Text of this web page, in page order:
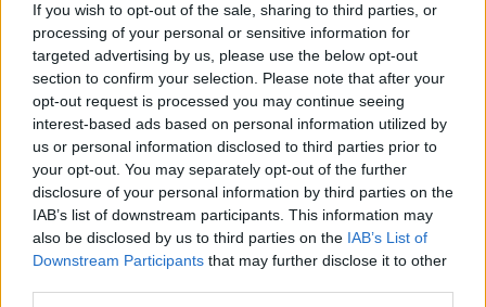
If you wish to opt-out of the sale, sharing to third parties, or
processing of your personal or sensitive information for
targeted advertising by us, please use the below opt-out
section to confirm your selection. Please note that after your
opt-out request is processed you may continue seeing
interest-based ads based on personal information utilized by
us or personal information disclosed to third parties prior to
your opt-out. You may separately opt-out of the further
disclosure of your personal information by third parties on the
IAB’s list of downstream participants. This information may
also be disclosed by us to third parties on the IAB’s List of
Downstream Participants that may further disclose it to other
calcio di oggi è così e dobbiamo affrontare gara dopo gara
senza pensare alla stanchezza. Di sicuro domani sarà dura”.
Queste le parole dell’allenatore della Roma, Josè Mourinho, alla
vigilia dell’esordio in campionato, all’Olimpico, contro la
Fiorentina. L’allenatore portoghese, in conferenza stampa, ha
messo in guardia i suoi: “La Fiorentina ha scelto bene, prima
Gattuso e poi Italiano. Abbiamo analizzato sia le partite del
precampionato dei viola, sia le partite dello Spezia della scorsa
stagione. Sarà una gara difficile. Le nostre squadre giocano
abbastanza bene per essere due gruppi che lavorano da poco
tempo con i nuovi tecnici”.